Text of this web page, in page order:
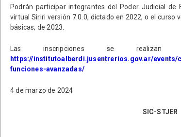
Podrán participar integrantes del Poder Judicial de
virtual Siriri versión 7.0.0, dictado en 2022, o el
básicas, de 2023.
Las inscripciones se
https://institutoalberdi.jusentrerios.gov.ar/
funciones-avanzadas/
4 de marzo de 2024
SIC-STJER